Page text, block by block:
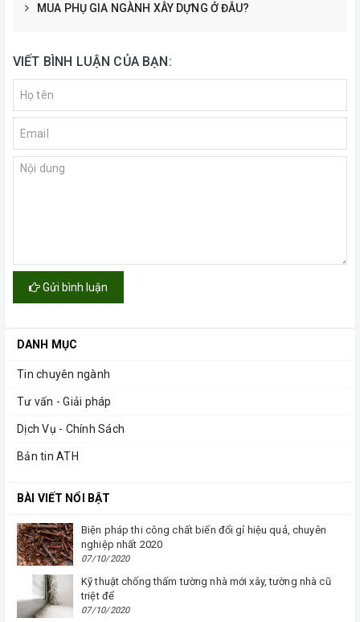
MUA PHỤ GIA NGÀNH XÂY DỰNG Ở ĐÂU?
VIẾT BÌNH LUẬN CỦA BẠN:
Gửi bình luận
DANH MỤC
Tin chuyên ngành
Tư vấn - Giải pháp
Dịch Vụ - Chính Sách
Bản tin ATH
BÀI VIẾT NỔI BẬT
Biện pháp thi công chất biến đổi gỉ hiệu quả, chuyên
nghiệp nhất 2020
07/10/2020
Kỹ thuật chống thấm tường nhà mới xây, tường nhà cũ
triệt để
07/10/2020